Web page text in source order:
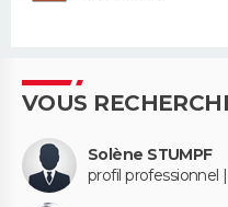
VOUS
Solène STUMPF
profil professionnel